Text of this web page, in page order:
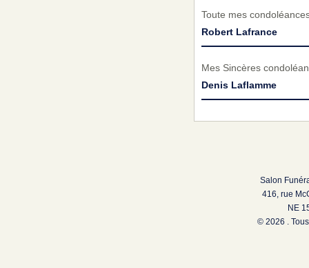
Toute mes
Robert Lafrance
Mes Sincères
Denis Laflamme
Salon
416, rue
NE
© 2026 .